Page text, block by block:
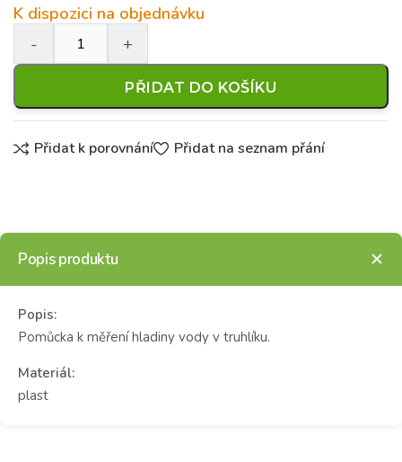
K dispozici na objednávku
PŘIDAT DO KOŠÍKU
Přidat k porovnání Přidat na seznam přání
Popis produktu
Popis:
Pomůcka k měření hladiny vody v truhlíku.
Materiál:
plast